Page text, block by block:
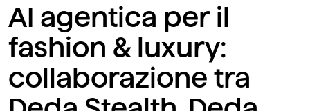
AI agentica per il
fashion & luxury:
collaborazione tra